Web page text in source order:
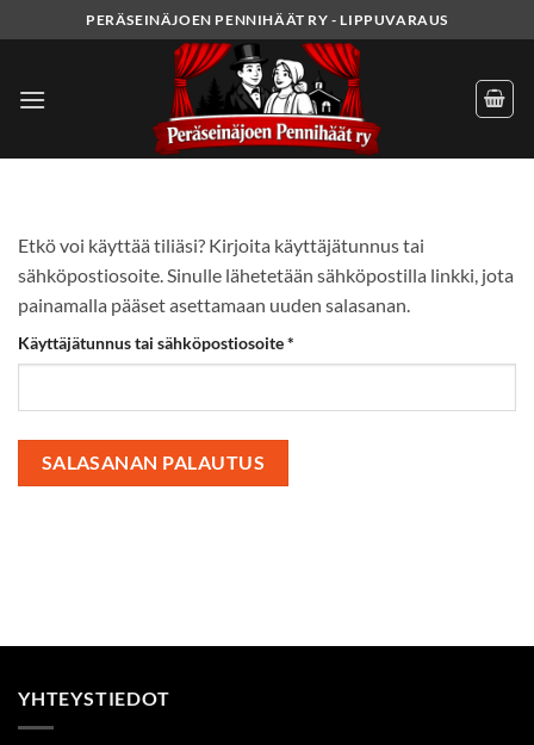
to
PERÄSEINÄJOEN PENNIHÄÄT RY - LIPPUVARAUS
Etkö voi käyttää tiliäsi? Kirjoita käyttäjätunnus tai
sähköpostiosoite. Sinulle lähetetään sähköpostilla linkki, jota
painamalla pääset asettamaan uuden salasanan.
Käyttäjätunnus tai sähköpostiosoite*
SALASANAN PALAUTUS
YHTEYSTIEDOT